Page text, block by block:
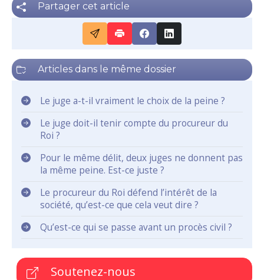
Partager cet article
Articles dans le même dossier
Le juge a-t-il vraiment le choix de la peine ?
Le juge doit-il tenir compte du procureur du
Roi ?
Pour le même délit, deux juges ne donnent pas
la même peine. Est-ce juste ?
Le procureur du Roi défend l’intérêt de la
société, qu’est-ce que cela veut dire ?
Qu’est-ce qui se passe avant un procès civil ?
Soutenez-nous